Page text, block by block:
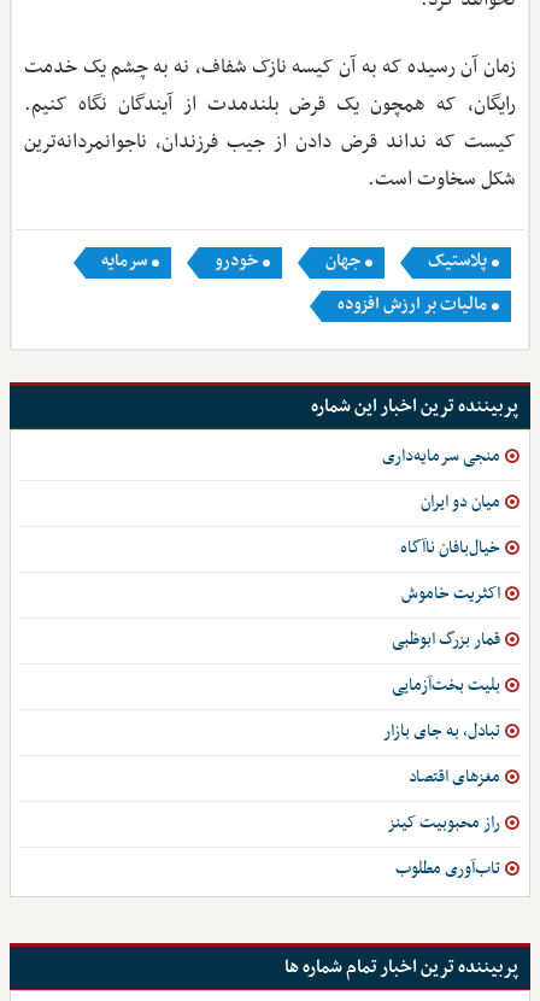
زمان آن رسیده که به آن کیسه نازک شفاف، نه به چشم یک خدمت
رایگان، که همچون یک قرض بلندمدت از آیندگان نگاه کنیم.
کیست که نداند قرض دادن از جیب فرزندان، ناجوانمردانه‌ترین
شکل سخاوت است.
پلاستیک جهان خودرو
سرمایه
مالیات بر ارزش افزوده
پربیننده ترین اخبار این شماره
منجی سرمایه‌داری
میان دو ایران
خیال‌بافان ناآگاه
اکثریت خاموش
قمار بزرگ ابوظبی
بلیت بخت‌آزمایی
تبادل، به‌ جای بازار
مغزهای اقتصاد
راز محبوبیت کینز
تاب‌آوری مطلوب
پربیننده ترین اخبار تمام شماره ها